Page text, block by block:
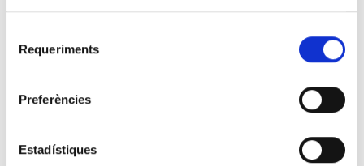
Requeriments
Preferències
Estadístiques
MICROBIOLOGIA (MOISÈS BROGGI)
FASE II ADMESOS CONVOCATÒRIA TÈCNIC ESPECIALISTA